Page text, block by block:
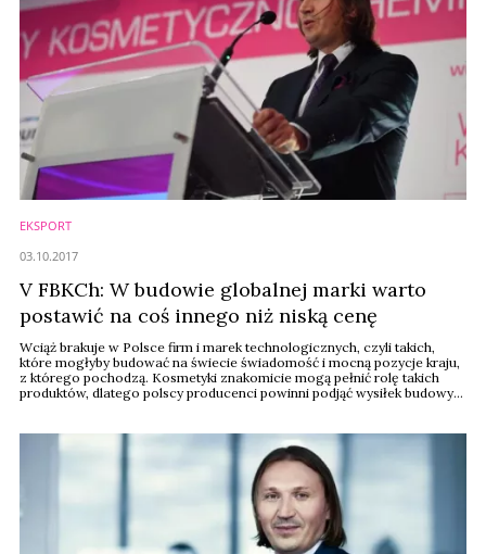
EKSPORT
V FBKCh: W budowie globalnej marki warto
postawić na coś innego niż niską cenę
Wciąż brakuje w Polsce firm i marek technologicznych, czyli takich,
które mogłyby budować na świecie świadomość i mocną pozycje kraju,
z którego pochodzą. Kosmetyki znakomicie mogą pełnić rolę takich
produktów, dlatego polscy producenci powinni podjąć wysiłek budowy
03.10.2017